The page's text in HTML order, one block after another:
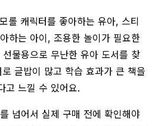
롤 캐릭터를 좋아하는 유아, 스티
하는 아이, 조용한 놀이가 필요한
물용으로 무난한 유아 도서를 찾
글밥이 많고 학습 효과가 큰 책을
고 느낄 수 있어요.
넘어서 실제 구매 전에 확인해야